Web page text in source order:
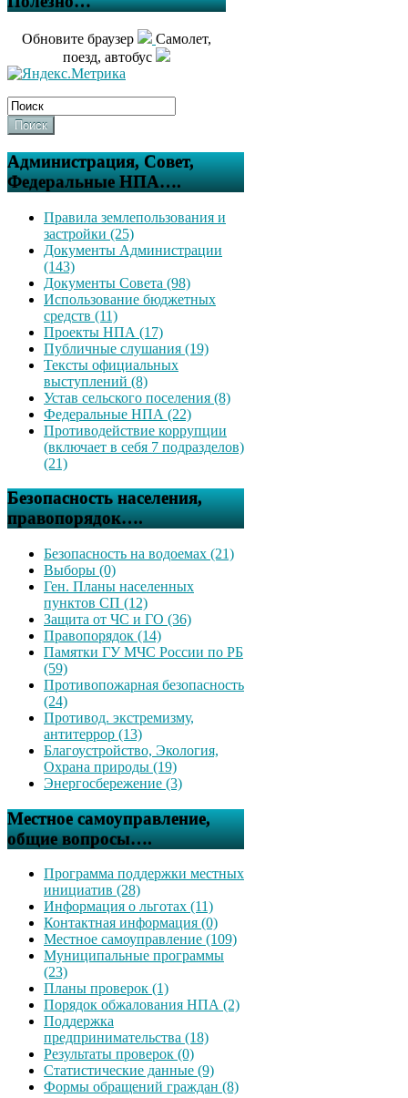
Обновите браузер
Самолет,
поезд, автобус
Поиск
Администрация, Совет,
Федеральные НПА….
Правила землепользования и
застройки (25)
Документы Администрации
(143)
Документы Совета (98)
Использование бюджетных
средств (11)
Проекты НПА (17)
Публичные слушания (19)
Тексты официальных
выступлений (8)
Устав сельского поселения (8)
Федеральные НПА (22)
Противодействие коррупции
(включает в себя 7 подразделов)
(21)
Безопасность населения,
правопорядок….
Безопасность на водоемах (21)
Выборы (0)
Ген. Планы населенных
пунктов СП (12)
Защита от ЧС и ГО (36)
Правопорядок (14)
Памятки ГУ МЧС России по РБ
(59)
Противопожарная безопасность
(24)
Противод. экстремизму,
антитеррор (13)
Благоустройство, Экология,
Охрана природы (19)
Энергосбережение (3)
Местное самоуправление,
общие вопросы….
Программа поддержки местных
инициатив (28)
Информация о льготах (11)
Контактная информация (0)
Местное самоуправление (109)
Муниципальные программы
(23)
Планы проверок (1)
Порядок обжалования НПА (2)
Поддержка
предпринимательства (18)
Результаты проверок (0)
Статистические данные (9)
Формы обращений граждан (8)